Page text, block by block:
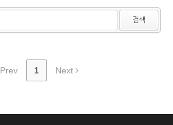
검색
Prev 1 Next